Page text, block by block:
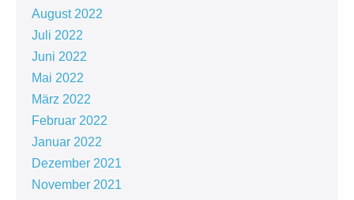
August 2022
Juli 2022
Juni 2022
Mai 2022
März 2022
Februar 2022
Januar 2022
Dezember 2021
November 2021